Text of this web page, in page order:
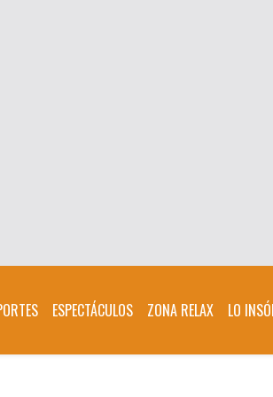
ESPECTÁCULOS ZONA RELAX LO